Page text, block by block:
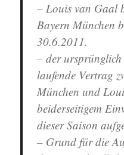
– Louis van Gaal
Bayern München
30.6.2011.
– der
laufende Vertrag
München und
beiderseitigem
dieser Saison
– Grund für die